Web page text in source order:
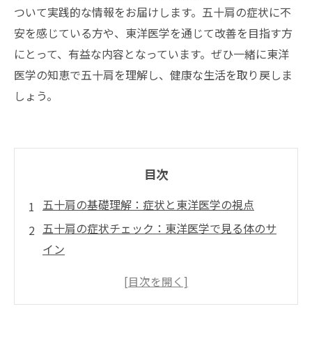
ついて実践的な情報をお届けします。五十肩の症状に不
安を感じている方や、東洋医学を通じて改善を目指す方
にとって、有益な内容となっています。ぜひ一緒に東洋
医学の知恵で五十肩を理解し、健康な生活を取り戻しま
しょう。
目次
五十肩の基礎理解：症状と東洋医学の視点
五十肩の症状チェック：東洋医学で見る体のサ
イン
五十肩の根本原因：気・血・水のバランスの乱